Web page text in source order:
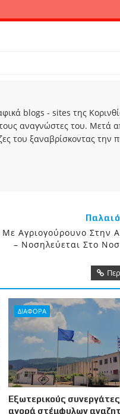
blogs - sites της
αναγνώστες του. Μετά
του ξαναβρίσκοντας την
Αγριογούρουνο Στην
– Νοσηλεύεται Στο
ΔΙΑΦΟΡΑ
Εξωτερικούς
αγορά στέμφυλων